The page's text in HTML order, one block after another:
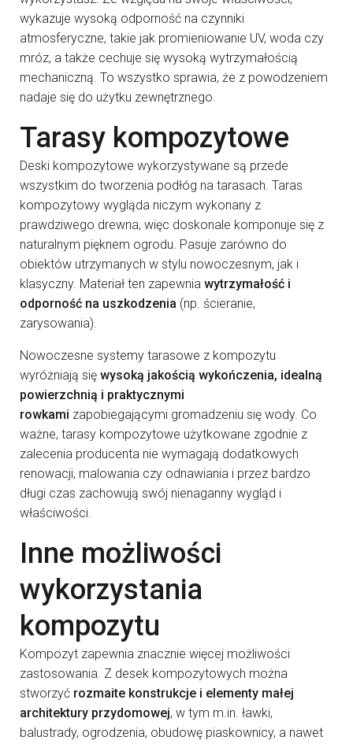
wykazuje wysoką odporność na czynniki
atmosferyczne, takie jak promieniowanie UV, woda czy
mróz, a także cechuje się wysoką wytrzymałością
mechaniczną. To wszystko sprawia, że z powodzeniem
nadaje się do użytku zewnętrznego.
Tarasy kompozytowe
Deski kompozytowe wykorzystywane są przede
wszystkim do tworzenia podłóg na tarasach. Taras
kompozytowy wygląda niczym wykonany z
prawdziwego drewna, więc doskonale komponuje się z
naturalnym pięknem ogrodu. Pasuje zarówno do
obiektów utrzymanych w stylu nowoczesnym, jak i
klasyczny. Materiał ten zapewnia wytrzymałość i
odporność na uszkodzenia (np. ścieranie,
zarysowania).
Nowoczesne systemy tarasowe z kompozytu
wyróżniają się wysoką jakością wykończenia, idealną
powierzchnią i praktycznymi
rowkami zapobiegającymi gromadzeniu się wody. Co
ważne, tarasy kompozytowe użytkowane zgodnie z
zalecenia producenta nie wymagają dodatkowych
renowacji, malowania czy odnawiania i przez bardzo
długi czas zachowują swój nienaganny wygląd i
właściwości.
Inne możliwości
wykorzystania
kompozytu
Kompozyt zapewnia znacznie więcej możliwości
zastosowania. Z desek kompozytowych można
stworzyć rozmaite konstrukcje i elementy małej
architektury przydomowej, w tym m.in. ławki,
balustrady, ogrodzenia, obudowę piaskownicy, a nawet